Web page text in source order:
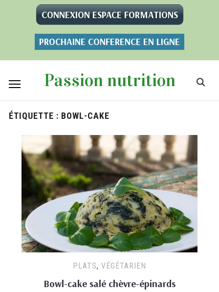
CONNEXION ESPACE FORMATIONS
PROCHAINE CONFERENCE EN LIGNE
Passion nutrition
ÉTIQUETTE : BOWL-CAKE
PLATS, VÉGÉTARIEN
Bowl-cake salé chèvre-épinards